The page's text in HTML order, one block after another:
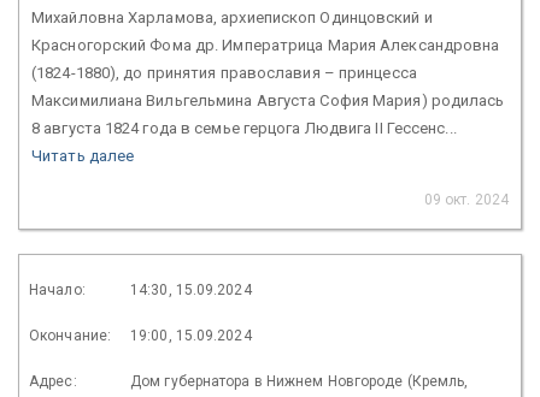
Михайловна Харламова, архиепископ Одинцовский и
Красногорский Фома др. Императрица Мария Александровна
(1824-1880), до принятия православия – принцесса
Максимилиана Вильгельмина Августа София Мария) родилась
8 августа 1824 года в семье герцога Людвига II Гессенс...
Читать далее
09 окт. 2024
Начало: 14:30, 15.09.2024
Окончание: 19:00, 15.09.2024
Адрес:
Дом губернатора в Нижнем Новгороде (Кремль,